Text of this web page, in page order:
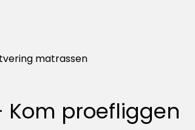
matrassen
proefliggen